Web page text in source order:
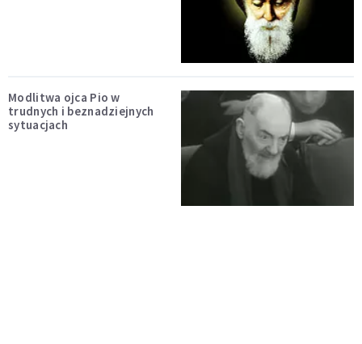
Modlitwa ojca Pio w
trudnych i beznadziejnych
sytuacjach